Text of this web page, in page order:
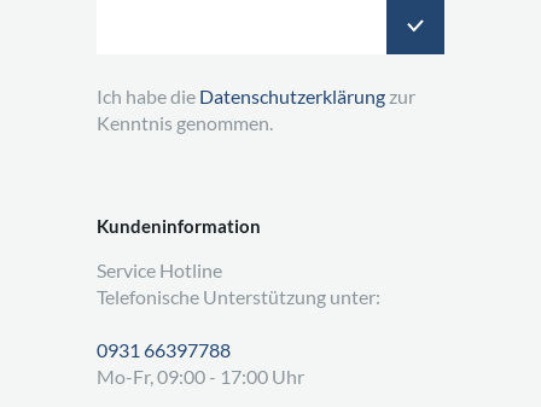
Kundeninformation
Service Hotline
Telefonische Unterstützung unter:
0931 66397788
Mo-Fr, 09:00 - 17:00 Uhr
Ich habe die Datenschutzerklärung zur
Kenntnis genommen.